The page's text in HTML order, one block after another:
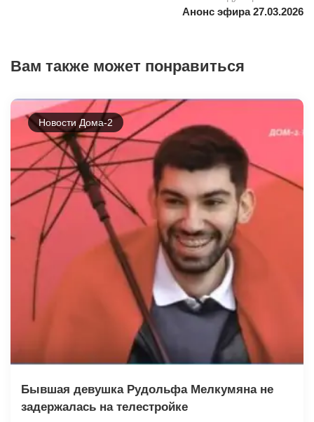
Анонс эфира 27.03.2026
Вам также может понравиться
Новости Дома-2
Бывшая девушка Рудольфа Мелкумяна не
задержалась на телестройке